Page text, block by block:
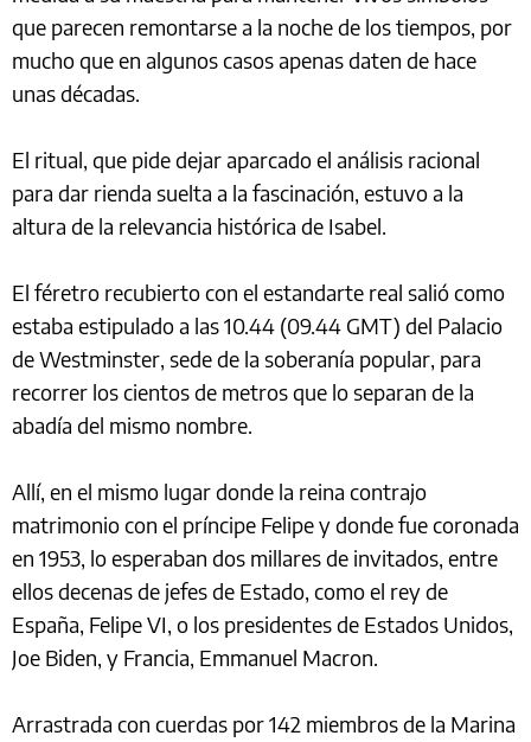
que parecen remontarse a la noche de los tiempos, por
mucho que en algunos casos apenas daten de hace
unas décadas.
El ritual, que pide dejar aparcado el análisis racional
para dar rienda suelta a la fascinación, estuvo a la
altura de la relevancia histórica de Isabel.
El féretro recubierto con el estandarte real salió como
estaba estipulado a las 10.44 (09.44 GMT) del Palacio
de Westminster, sede de la soberanía popular, para
recorrer los cientos de metros que lo separan de la
abadía del mismo nombre.
Allí, en el mismo lugar donde la reina contrajo
matrimonio con el príncipe Felipe y donde fue coronada
en 1953, lo esperaban dos millares de invitados, entre
ellos decenas de jefes de Estado, como el rey de
España, Felipe VI, o los presidentes de Estados Unidos,
Joe Biden, y Francia, Emmanuel Macron.
Arrastrada con cuerdas por 142 miembros de la Marina